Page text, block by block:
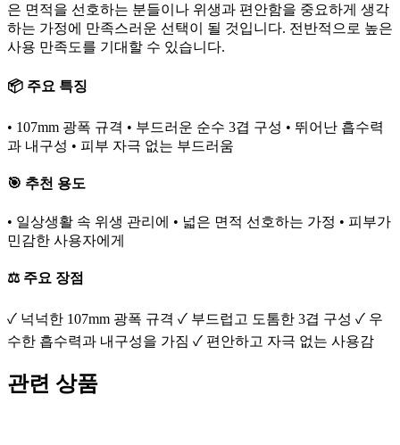
은 면적을 선호하는 분들이나 위생과 편안함을 중요하게 생각
하는 가정에 만족스러운 선택이 될 것입니다. 전반적으로 높은
사용 만족도를 기대할 수 있습니다.
📦 주요 특징
• 107mm 광폭 규격 • 부드러운 순수 3겹 구성 • 뛰어난 흡수력
과 내구성 • 피부 자극 없는 부드러움
🎯 추천 용도
• 일상생활 속 위생 관리에 • 넓은 면적 선호하는 가정 • 피부가
민감한 사용자에게
⚖️ 주요 장점
✓ 넉넉한 107mm 광폭 규격 ✓ 부드럽고 도톰한 3겹 구성 ✓ 우
수한 흡수력과 내구성을 가짐 ✓ 편안하고 자극 없는 사용감
관련 상품